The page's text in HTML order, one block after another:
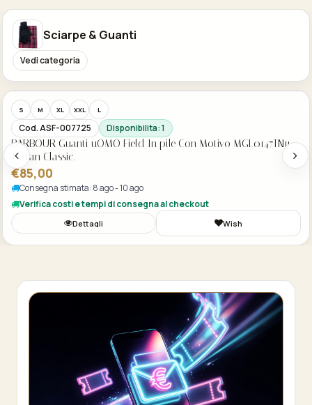
Sciarpe & Guanti
Vedi categoria
S M XL XXL L
Cod. ASF-007725 Disponibilita: 1
BARBOUR Guanti uOMO Field In pile Con Motivo MGL0147TN11
Tartan Classic.
€85,00
Consegna stimata: 8 ago - 10 ago
Verifica costi e tempi di consegna al checkout
Dettagli Wish